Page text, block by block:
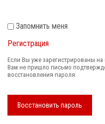
Запомнить меня
Регистрация
Если Вы уже зарегистрированы
Вам не пришло письмо
восстановления пароля.
Восстановить пароль